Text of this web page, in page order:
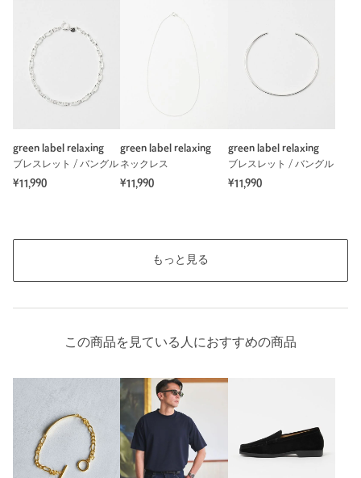
green label relaxing
ブレスレット / バングル
¥11,990
green label relaxing
ネックレス
¥11,990
green label relaxing
ブレスレット / バングル
¥11,990
もっと見る
この商品を見ている人におすすめの商品